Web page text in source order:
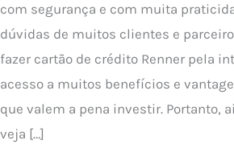
com segurança e com muita
dúvidas de muitos clientes e
fazer cartão de crédito Renner pela
acesso a muitos benefícios e
que valem a pena investir. Portanto,
veja […]